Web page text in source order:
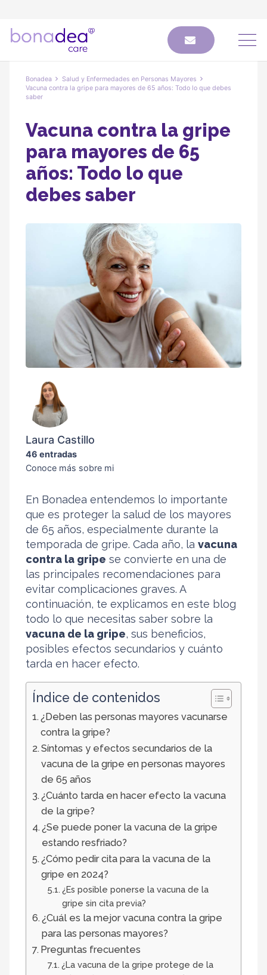
Bonadea
Salud y Enfermedades en Personas Mayores
Vacuna contra la gripe para mayores de 65 años: Todo lo que debes
saber
Vacuna contra la gripe
para mayores de 65
años: Todo lo que
debes saber
Laura Castillo
46 entradas
Conoce más sobre mi
En Bonadea entendemos lo importante
que es proteger la salud de los mayores
de 65 años, especialmente durante la
temporada de gripe. Cada año, la vacuna
contra la gripe se convierte en una de
las principales recomendaciones para
evitar complicaciones graves. A
continuación, te explicamos en este blog
todo lo que necesitas saber sobre la
vacuna de la gripe, sus beneficios,
posibles efectos secundarios y cuánto
tarda en hacer efecto.
Índice de contenidos
¿Deben las personas mayores vacunarse
contra la gripe?
Síntomas y efectos secundarios de la
vacuna de la gripe en personas mayores
de 65 años
¿Cuánto tarda en hacer efecto la vacuna
de la gripe?
¿Se puede poner la vacuna de la gripe
estando resfriado?
¿Cómo pedir cita para la vacuna de la
gripe en 2024?
¿Es posible ponerse la vacuna de la
gripe sin cita previa?
¿Cuál es la mejor vacuna contra la gripe
para las personas mayores?
Preguntas frecuentes
¿La vacuna de la gripe protege de la